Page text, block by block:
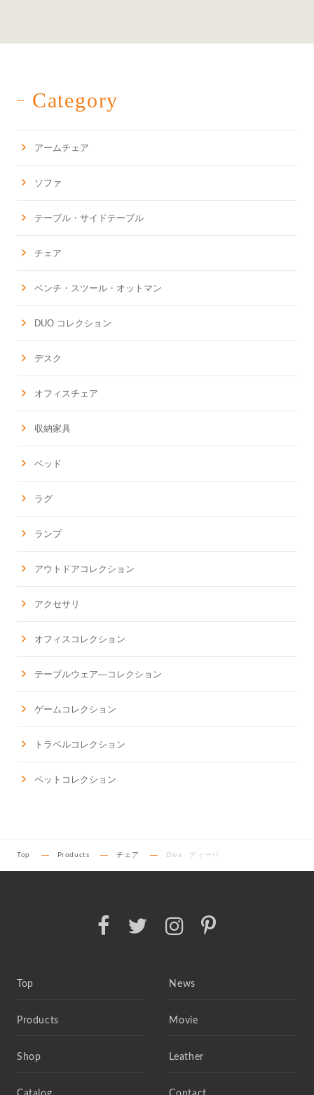
Category
アームチェア
ソファ
テーブル・サイドテーブル
チェア
ベンチ・スツール・オットマン
DUO コレクション
デスク
オフィスチェア
収納家具
ベッド
ラグ
ランプ
アウトドアコレクション
アクセサリ
オフィスコレクション
テーブルウェア―コレクション
ゲームコレクション
トラベルコレクション
ペットコレクション
Top Products チェア Diva ディーバ
Top News
Products Movie
Shop Leather